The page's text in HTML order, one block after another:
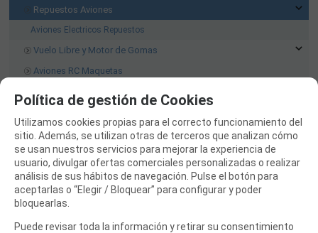
Repuestos Aviones
Aviones Electricos Repuestos
Vuelo Libre y Motor de Gomas
Aviones RC Maquetas
Aviones RC Acrobáticos
COCHES RC
BARCOS RC
HELICOPTEROS RC
EQUIPOS RC
Política de gestión de Cookies
Utilizamos cookies propias para el correcto funcionamiento del
sitio. Además, se utilizan otras de terceros que analizan cómo
se usan nuestros servicios para mejorar la experiencia de
usuario, divulgar ofertas comerciales personalizadas o realizar
análisis de sus hábitos de navegación. Pulse el botón para
aceptarlas o “Elegir / Bloquear” para configurar y poder
bloquearlas.
Puede revisar toda la información y retirar su consentimiento